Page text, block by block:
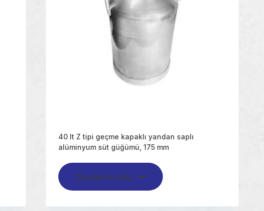
40 lt Z tipi geçme kapaklı yandan saplı
alüminyum süt güğümü, 175 mm
Devamını oku